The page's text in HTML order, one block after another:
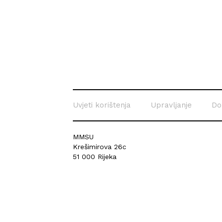
Uvjeti korištenja Upravljanje
MMSU
Krešimirova 26c
51 000 Rijeka